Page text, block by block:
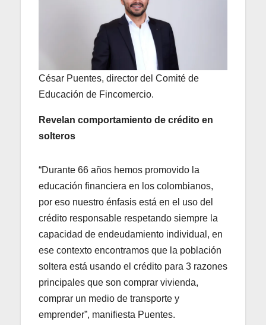
César Puentes, director del Comité de
Educación de Fincomercio.
Revelan comportamiento de crédito en
solteros
“Durante 66 años hemos promovido la
educación financiera en los colombianos,
por eso nuestro énfasis está en el uso del
crédito responsable respetando siempre la
capacidad de endeudamiento individual, en
ese contexto encontramos que la población
soltera está usando el crédito para 3 razones
principales que son comprar vivienda,
comprar un medio de transporte y
emprender”, manifiesta Puentes.